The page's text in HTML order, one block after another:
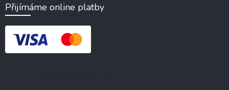
Přijímáme online platby